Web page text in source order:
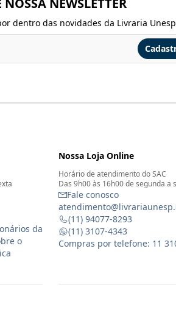
dentro das novidades da Livraria
da
o
Nossa Loja Online
Horário de atendimento do SAC
Das 9h00 às 16h00 de segunda a
Fale conosco
(11) 94077-8293
(11) 3107-4343
Compras por telefone: 11